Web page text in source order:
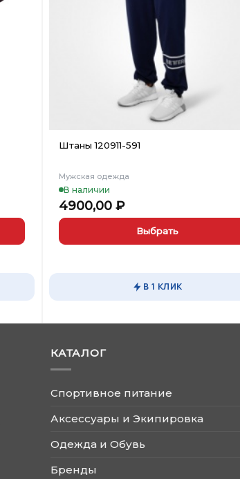
Штаны 120911-591
Мужская одежда
В наличии
4900,00₽
Выбрать
Опции
выбрать
на
товара.
В 1 КЛИК
КАТАЛОГ
Спортивное питание
Аксессуары и Экипировка
Одежда и Обувь
Бренды